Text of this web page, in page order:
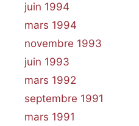
juin 1994
mars 1994
novembre 1993
juin 1993
mars 1992
septembre 1991
mars 1991